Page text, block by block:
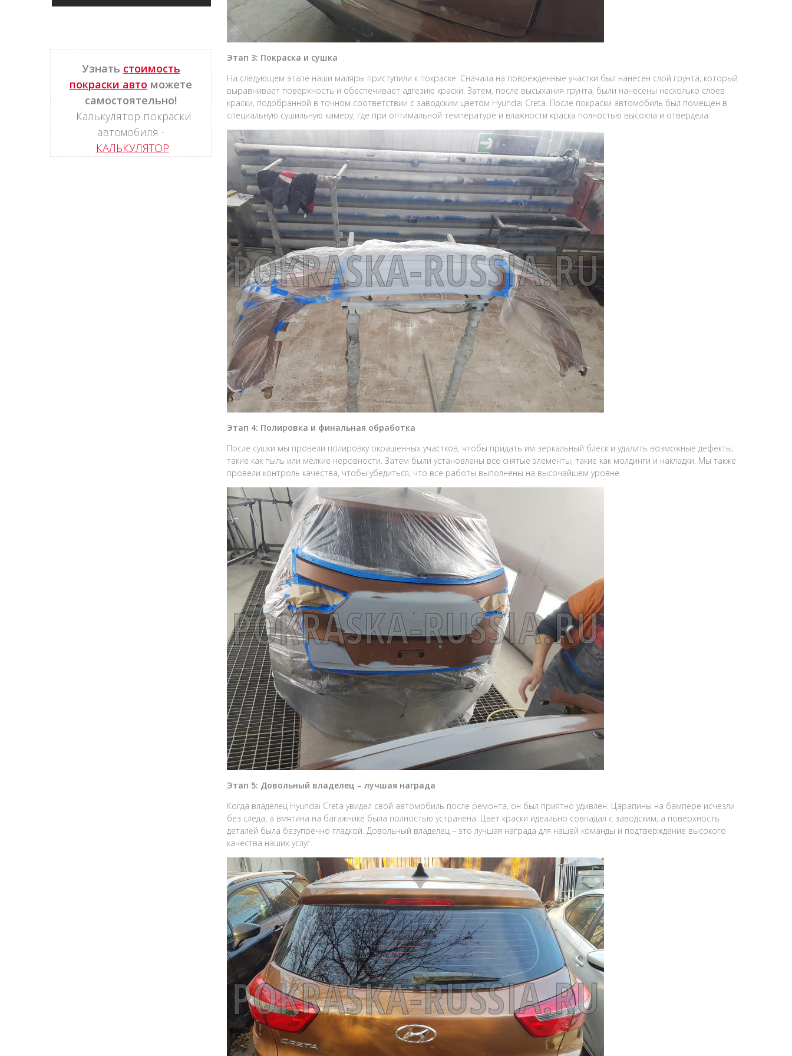
Этап 3: Покраска и сушка
На следующем этапе наши маляры приступили к покраске. Сначала на поврежденные участки был нанесен слой грунта, который
выравнивает поверхность и обеспечивает адгезию краски. Затем, после высыхания грунта, были нанесены несколько слоев
краски, подобранной в точном соответствии с заводским цветом Hyundai Creta. После покраски автомобиль был помещен в
специальную сушильную камеру, где при оптимальной температуре и влажности краска полностью высохла и отвердела.
Этап 4: Полировка и финальная обработка
После сушки мы провели полировку окрашенных участков, чтобы придать им зеркальный блеск и удалить возможные дефекты,
такие как пыль или мелкие неровности. Затем были установлены все снятые элементы, такие как молдинги и накладки. Мы также
провели контроль качества, чтобы убедиться, что все работы выполнены на высочайшем уровне.
Этап 5: Довольный владелец – лучшая награда
Когда владелец Hyundai Creta увидел свой автомобиль после ремонта, он был приятно удивлен. Царапины на бампере исчезли
без следа, а вмятина на багажнике была полностью устранена. Цвет краски идеально совпадал с заводским, а поверхность
деталей была безупречно гладкой. Довольный владелец – это лучшая награда для нашей команды и подтверждение высокого
качества наших услуг.
Узнать стоимость
покраски авто можете
самостоятельно!
Калькулятор покраски
автомобиля -
КАЛЬКУЛЯТОР